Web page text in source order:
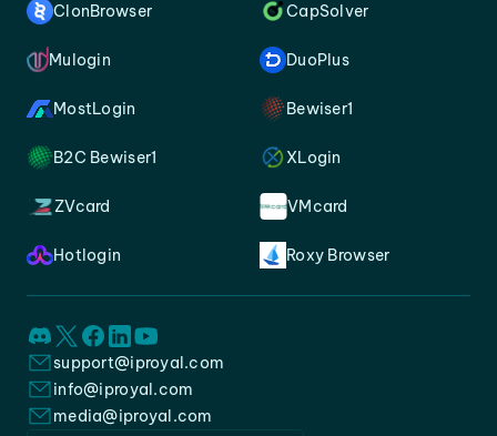
ClonBrowser CapSolver
Mulogin DuoPlus
MostLogin Bewiser1
B2C Bewiser1 XLogin
ZVcard VMcard
Hotlogin Roxy Browser
support@iproyal.com
info@iproyal.com
media@iproyal.com